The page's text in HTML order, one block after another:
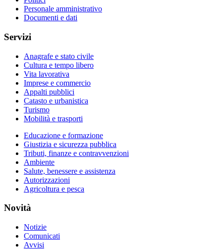
Personale amministrativo
Documenti e dati
Servizi
Anagrafe e stato civile
Cultura e tempo libero
Vita lavorativa
Imprese e commercio
Appalti pubblici
Catasto e urbanistica
Turismo
Mobilità e trasporti
Educazione e formazione
Giustizia e sicurezza pubblica
Tributi, finanze e contravvenzioni
Ambiente
Salute, benessere e assistenza
Autorizzazioni
Agricoltura e pesca
Novità
Notizie
Comunicati
Avvisi